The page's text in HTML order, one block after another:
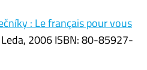
: Le français pour vous
2006 ISBN: 80-85927-